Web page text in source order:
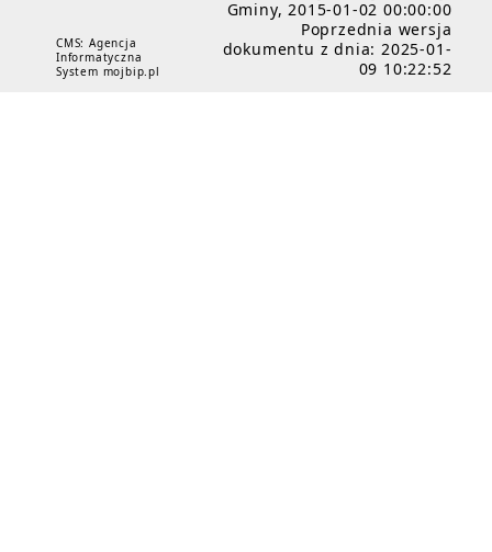
CMS: Agencja
Informatyczna
System mojbip.pl
Gminy, 2015-01-02 00:00:00
Poprzednia wersja
dokumentu z dnia: 2025-01-
09 10:22:52